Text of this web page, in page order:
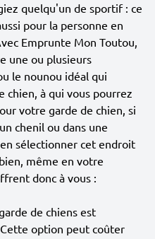
quelqu'un de sportif : ce
pour la personne en
Emprunte Mon Toutou,
une ou plusieurs
le nounou idéal qui
chien, à qui vous pourrez
votre garde de chien, si
chenil ou dans une
sélectionner cet endroit
même en votre
donc à vous :
de chiens est
option peut coûter